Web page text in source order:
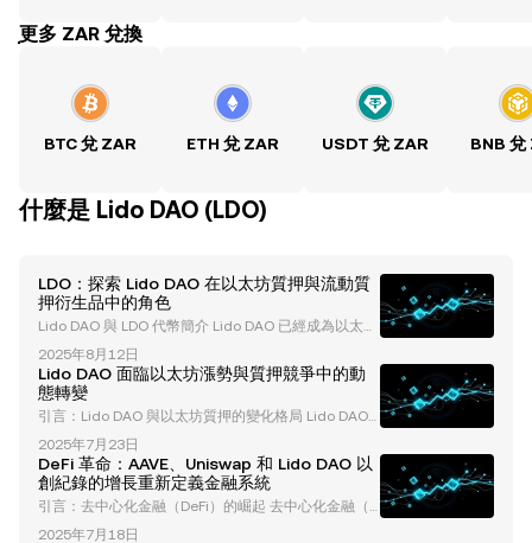
ִִִִִִִִִִִִִִִִִִִִִִִִִִִִִִִִִִִִִִִִִִִִִִִִ更多 ZAR 兌換
BTC 兌 ZAR ETH 兌 ZAR USDT 兌 ZAR BNB 兌
什麼是 Lido DAO (LDO)
LDO：探索 Lido DAO 在以太坊質押與流動質
押衍生品中的角色
Lido DAO 與 LDO 代幣簡介 Lido DAO 已經成為以太坊
質押生態系統中的領導力量，通過其流動質押協議提供
創新的解決方案。在這個生態系統的核心是其治理代幣
LDO，它在塑造協議的未來和去中心化努力中發揮了關
鍵作用。本文將探討 Lido DAO 對以太坊質押的影響、
流動質押衍生品（LSDs）的崛起，以及對更廣泛的去
中心化金融（DeFi）生態系統的影響。 以太坊質押分
佈與中心化問題 自以
2025年8月12日
Lido DAO 面臨以太坊漲勢與質押競爭中的動
態轉變
引言：Lido DAO 與以太坊質押的變化格局 Lido DAO
已經在以太坊質押生態系統中建立了領先地位，提供像
stETH 這樣的流動質押創新解決方案。然而，近期的發
展——包括 ETH 提款激增、質押主導地位下降以及競
爭加劇——正在重塑以太坊質押的動態。本篇文章深入
探討流動質押的機制、Lido 面臨的挑戰，以及對以太
坊生態系統的更廣泛影響。 以太坊漲勢引發 ETH 提款
2025年7月23日
DeFi 革命：AAVE、Uniswap 和 Lido DAO 以
創紀錄的增長重新定義金融系統
引言：去中心化金融（DeFi）的崛起 去中心化金融（D
eFi）已成為加密貨幣領域的一項突破性創新，正在改
2025年7月18日